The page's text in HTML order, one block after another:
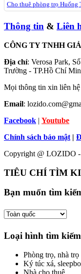
Cho thuê phòng trọ Huống
Thông tin & Liên
CÔNG TY TNHH
Địa chỉ: Verosa Park,
Trường - TP.Hồ Chí
Mọi thông tin xin liên
Email:
Facebook | Youtube
Chính sách bảo mật |
Copyright @ LOZIDO
TIÊU CHÍ TÌM
Bạn muốn tìm
Loại hình tìm
Phòng trọ, nhà trọ
Ký túc xá,
Nhà cho thuê